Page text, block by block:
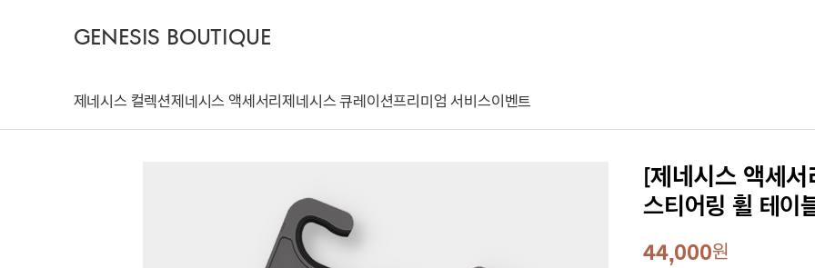
GENESIS BOUTIQUE
제네시스 컬렉션제네시스 액세서리제네시스 큐레이션프리미엄 서비스이벤트
[제네시스 액세서
스티어링 휠 테이
44,000원